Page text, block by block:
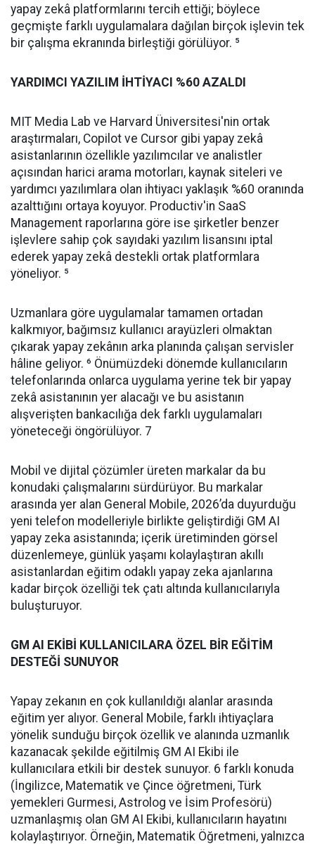
yapay zekâ platformlarını tercih ettiği; böylece
geçmişte farklı uygulamalara dağılan birçok işlevin tek
bir çalışma ekranında birleştiği görülüyor. ⁵
YARDIMCI YAZILIM İHTİYACI %60 AZALDI
MIT Media Lab ve Harvard Üniversitesi'nin ortak
araştırmaları, Copilot ve Cursor gibi yapay zekâ
asistanlarının özellikle yazılımcılar ve analistler
açısından harici arama motorları, kaynak siteleri ve
yardımcı yazılımlara olan ihtiyacı yaklaşık %60 oranında
azalttığını ortaya koyuyor. Productiv'in SaaS
Management raporlarına göre ise şirketler benzer
işlevlere sahip çok sayıdaki yazılım lisansını iptal
ederek yapay zekâ destekli ortak platformlara
yöneliyor. ⁵
Uzmanlara göre uygulamalar tamamen ortadan
kalkmıyor, bağımsız kullanıcı arayüzleri olmaktan
çıkarak yapay zekânın arka planında çalışan servisler
hâline geliyor. ⁶ Önümüzdeki dönemde kullanıcıların
telefonlarında onlarca uygulama yerine tek bir yapay
zekâ asistanının yer alacağı ve bu asistanın
alışverişten bankacılığa dek farklı uygulamaları
yöneteceği öngörülüyor. 7
Mobil ve dijital çözümler üreten markalar da bu
konudaki çalışmalarını sürdürüyor. Bu markalar
arasında yer alan General Mobile, 2026’da duyurduğu
yeni telefon modelleriyle birlikte geliştirdiği GM AI
yapay zeka asistanında; içerik üretiminden görsel
düzenlemeye, günlük yaşamı kolaylaştıran akıllı
asistanlardan eğitim odaklı yapay zeka ajanlarına
kadar birçok özelliği tek çatı altında kullanıcılarıyla
buluşturuyor.
GM AI EKİBİ KULLANICILARA ÖZEL BİR EĞİTİM
DESTEĞİ SUNUYOR
Yapay zekanın en çok kullanıldığı alanlar arasında
eğitim yer alıyor. General Mobile, farklı ihtiyaçlara
yönelik sunduğu birçok özellik ve alanında uzmanlık
kazanacak şekilde eğitilmiş GM AI Ekibi ile
kullanıcılara etkili bir destek sunuyor. 6 farklı konuda
(İngilizce, Matematik ve Çince öğretmeni, Türk
yemekleri Gurmesi, Astrolog ve İsim Profesörü)
uzmanlaşmış olan GM AI Ekibi, kullanıcıların hayatını
kolaylaştırıyor. Örneğin, Matematik Öğretmeni, yalnızca